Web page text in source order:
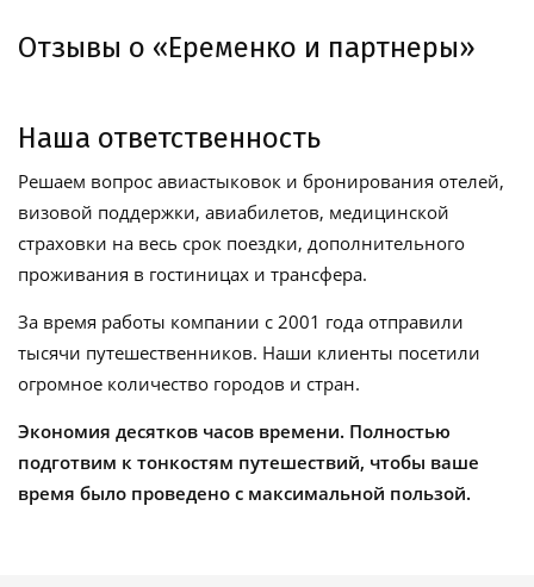
Отзывы о «Еременко и партнеры»
Наша ответственность
Решаем вопрос авиастыковок и бронирования отелей,
визовой поддержки, авиабилетов, медицинской
страховки на весь срок поездки, дополнительного
проживания в гостиницах и трансфера.
За время работы компании с 2001 года отправили
тысячи путешественников. Наши клиенты посетили
огромное количество городов и стран.
Экономия десятков часов времени. Полностью
подготвим к тонкостям путешествий, чтобы ваше
время было проведено с максимальной пользой.